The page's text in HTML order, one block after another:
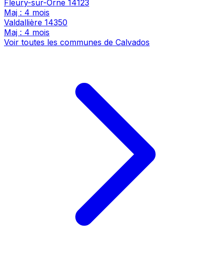
Fleury-sur-Orne 14123
Maj : 4 mois
Valdallière 14350
Maj : 4 mois
Voir toutes les communes de Calvados